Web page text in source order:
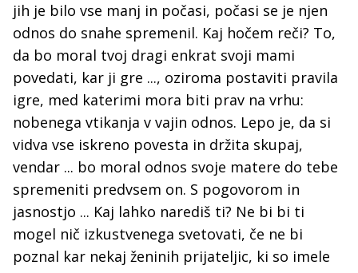
jih je bilo vse manj in počasi, počasi se je njen
odnos do snahe spremenil. Kaj hočem reči? To,
da bo moral tvoj dragi enkrat svoji mami
povedati, kar ji gre ..., oziroma postaviti pravila
igre, med katerimi mora biti prav na vrhu:
nobenega vtikanja v vajin odnos. Lepo je, da si
vidva vse iskreno povesta in držita skupaj,
vendar ... bo moral odnos svoje matere do tebe
spremeniti predvsem on. S pogovorom in
jasnostjo ... Kaj lahko narediš ti? Ne bi bi ti
mogel nič izkustvenega svetovati, če ne bi
poznal kar nekaj ženinih prijateljic, ki so imele